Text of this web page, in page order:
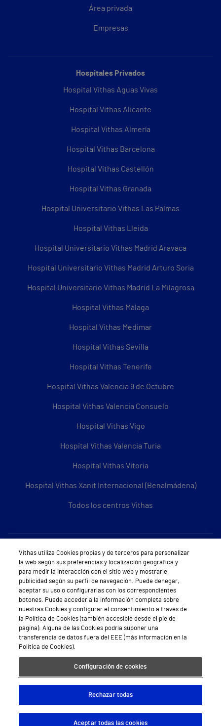
Área privada
Empresas
Hospitales Privados
Hospital Vithas Aguas Vivas
Hospital Vithas Alicante
Hospital Vithas Almería
Hospital Vithas Barcelona
Hospital Vithas Castellón
Hospital Vithas Granada
Hospital Universitario Vithas Las Palmas
Hospital Vithas Lleida
Hospital Universitario Vithas Madrid Aravaca
Hospital Universitario Vithas Madrid Arturo Soria
Hospital Universitario Vithas Madrid La Milagrosa
Hospital Vithas Málaga
Hospital Vithas Medimar
Hospital Vithas Sevilla
Hospital Vithas Tenerife
Hospital Vithas Valencia 9 de Octubre
Hospital Vithas Valencia Consuelo
Hospital Vithas Vigo
Hospital Vithas Valencia Turia
Hospital Vithas Vitoria
Hospital Vithas Xanit Internacional (Benalmádena)
Todos los centros Vithas
Sobre Vithas
Quiénes somos
Trabajar en Vithas
Teléfono Cita Médica
Teléfono Atención al Cliente
Política de seguridad y salud en el trabajo
Conoce a Supervita
Aviso Legal Política de cookies Política de privacidad Mapa web Protección de datos
Vithas utiliza Cookies propias y de terceros para personalizar
la web según sus preferencias y localización geográfica y
para medir la interacción con el sitio web y mostrarle
publicidad según su perfil de navegación. Puede denegar,
aceptar su uso o configurarlas con los correspondientes
botones. Puede acceder a la información completa sobre
nuestras Cookies y configurar el consentimiento a través de
la Política de Cookies (también accesible desde el pie de
página). Alguna de las Cookies podría suponer una
transferencia de datos fuera del EEE (más información en la
Política de Cookies).
Configuración de cookies
Rechazar todas
Aceptar todas las cookies